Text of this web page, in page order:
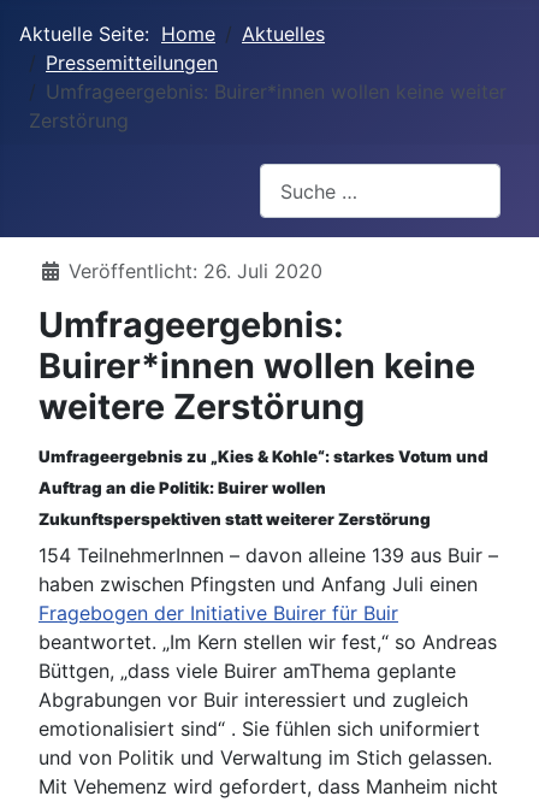
Aktuelle Seite: Home
Aktuelles
Pressemitteilungen
Umfrageergebnis: Buirer*innen wollen keine weiter
Zerstörung
Details
Veröffentlicht: 26. Juli 2020
Umfrageergebnis:
Buirer*innen wollen keine
weitere Zerstörung
Umfrageergebnis zu „Kies & Kohle“: starkes Votum und
Auftrag an die Politik: Buirer wollen
Zukunftsperspektiven statt weiterer Zerstörung
154 TeilnehmerInnen – davon alleine 139 aus Buir –
haben zwischen Pfingsten und Anfang Juli einen
Fragebogen der Initiative Buirer für Buir
beantwortet. „Im Kern stellen wir fest,“ so Andreas
Büttgen, „dass viele Buirer amThema geplante
Abgrabungen vor Buir interessiert und zugleich
emotionalisiert sind“ . Sie fühlen sich uniformiert
und von Politik und Verwaltung im Stich gelassen.
Mit Vehemenz wird gefordert, dass Manheim nicht